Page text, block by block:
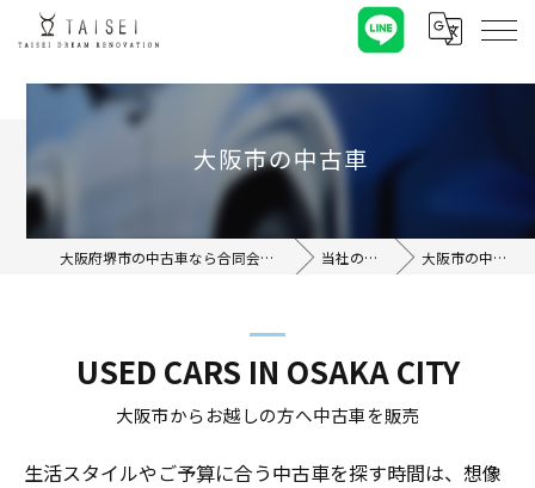
大阪市の中古車
大阪府堺市の中古車なら合同会社TAISEI 当社の特徴 大阪市の中古車
大阪市からお越しの方へ中古車を販売
USED CARS IN OSAKA CITY
生活スタイルやご予算に合う中古車を探す時間は、想像